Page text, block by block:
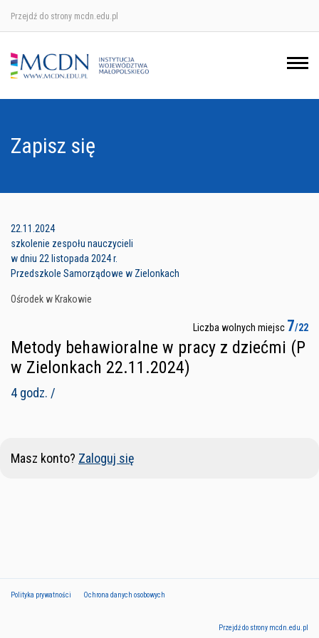
Przejdź do strony mcdn.edu.pl
Zapisz się
22.11.2024
szkolenie zespołu nauczycieli
w dniu 22 listopada 2024 r.
Przedszkole Samorządowe w Zielonkach
Ośrodek w Krakowie
Liczba wolnych miejsc 7/22
Metody behawioralne w pracy z dziećmi (P
w Zielonkach 22.11.2024)
4 godz. /
Masz konto? Zaloguj się
Polityka prywatności Ochrona danych osobowych
Przejdź do strony mcdn.edu.pl
Ośrodek w Krakowie
Ośrodek w Nowym Sączu
Ośrodek w Tarnowie